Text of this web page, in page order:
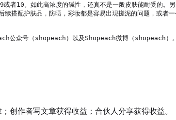
或者10。如此高浓度的碱性，还真不是一般皮肤能耐受的。
续搭配护肤品，防晒，彩妆都是容易出现搓泥的问题，或者
公众号（shopeach）以及Shopeach微博（shopeach）
创作者写文章获得收益；合伙人分享获得收益。